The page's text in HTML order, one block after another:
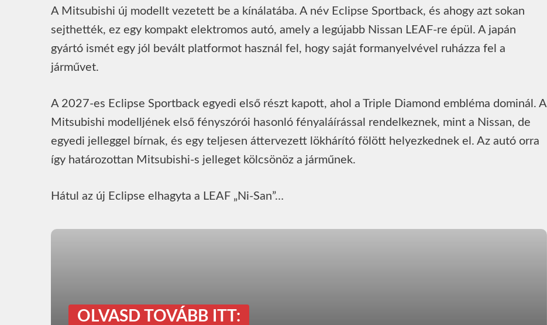
A Mitsubishi új modellt vezetett be a kínálatába. A név Eclipse Sportback, és ahogy azt sokan
sejthették, ez egy kompakt elektromos autó, amely a legújabb Nissan LEAF-re épül. A japán
gyártó ismét egy jól bevált platformot használ fel, hogy saját formanyelvével ruházza fel a
járművet.
A 2027-es Eclipse Sportback egyedi első részt kapott, ahol a Triple Diamond embléma dominál. A
Mitsubishi modelljének első fényszórói hasonló fényaláírással rendelkeznek, mint a Nissan, de
egyedi jelleggel bírnak, és egy teljesen áttervezett lökhárító fölött helyezkednek el. Az autó orra
így határozottan Mitsubishi-s jelleget kölcsönöz a járműnek.
Hátul az új Eclipse elhagyta a LEAF „Ni-San”…
OLVASD TOVÁBB ITT: